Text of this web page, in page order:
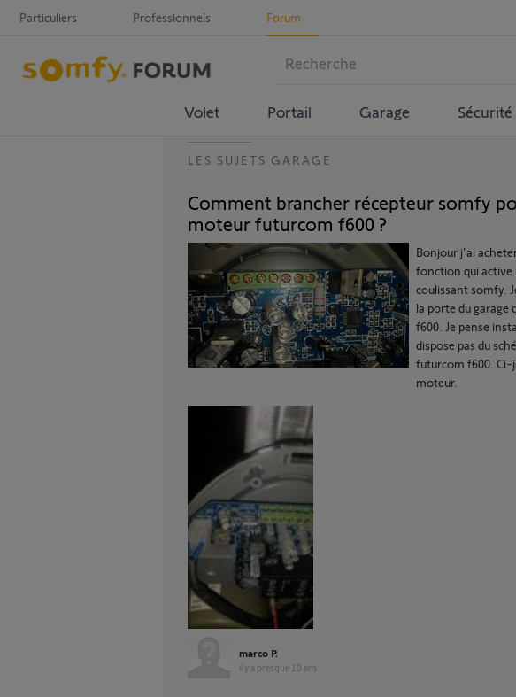
Particuliers Professionnels Forum
Volet Portail Garage Sécurité
LES SUJETS GARAGE
Comment brancher récepteur somfy
moteur futurcom f600 ?
Bonjour j'ai
fonction qui
coulissant somfy.
la porte du garage
f600. Je pense
dispose pas du
futurcom f600. Ci-
moteur.
marco P.
il y a presque 10 ans